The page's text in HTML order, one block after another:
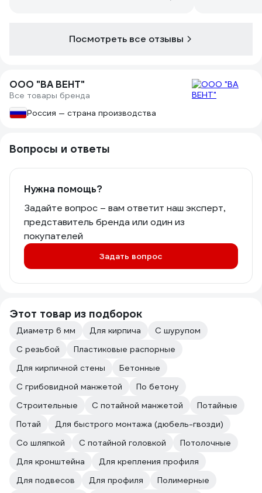
Посмотреть все отзывы
ООО "ВА ВЕНТ"
Все товары бренда
Россия — страна производства
Вопросы и ответы
Нужна помощь?
Задайте вопрос – вам ответит наш эксперт,
представитель бренда или один из
покупателей
Задать вопрос
Этот товар из подборок
Диаметр 6 мм Для кирпича
С шурупом
С резьбой
Пластиковые распорные
Для кирпичной стены
Бетонные
С грибовидной манжетой
По бетону
Строительные
С потайной манжетой
Потайные
Потай
Для быстрого монтажа (дюбель-гвозди)
Со шляпкой
С потайной головкой
Потолочные
Для кронштейна
Для крепления профиля
Для подвесов
Для профиля
Полимерные